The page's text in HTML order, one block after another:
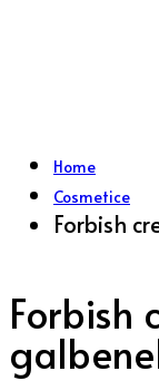
Home
Cosmetice
Forbish
Forbish